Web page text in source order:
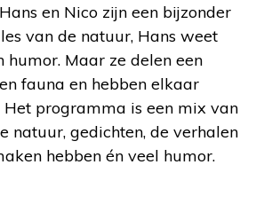
en Nico zijn een bijzonder
van de natuur, Hans weet
humor. Maar ze delen een
fauna en hebben elkaar
Het programma is een mix van
natuur, gedichten, de verhalen
hebben én veel humor.